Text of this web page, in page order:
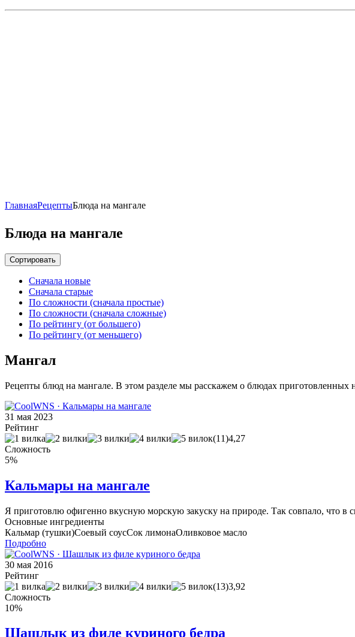
ГлавнаяРецептыБлюда на мангале
Блюда на мангале
Сортировать
Сначала новые
Сначала старые
По сложности (сначала простые)
По сложности (сначала сложные)
По рейтингу (от большего)
По рейтингу (от меньшего)
Мангал
Рецепты блюд на мангале. В этом разделе мы расскажем о блюдах
31 мая 2023
Рейтинг
(11)4,27
Сложность
5%
Кальмары на мангале
Я приготовлю офигенно вкусную морскую закуску на природе. Так совпало, что в
Основные ингредиенты
Кальмар (тушки)Соевый соусСок лимонаОливковое масло
Подробно
30 мая 2016
Рейтинг
(13)3,92
Сложность
10%
Шашлык из филе куриного бедра